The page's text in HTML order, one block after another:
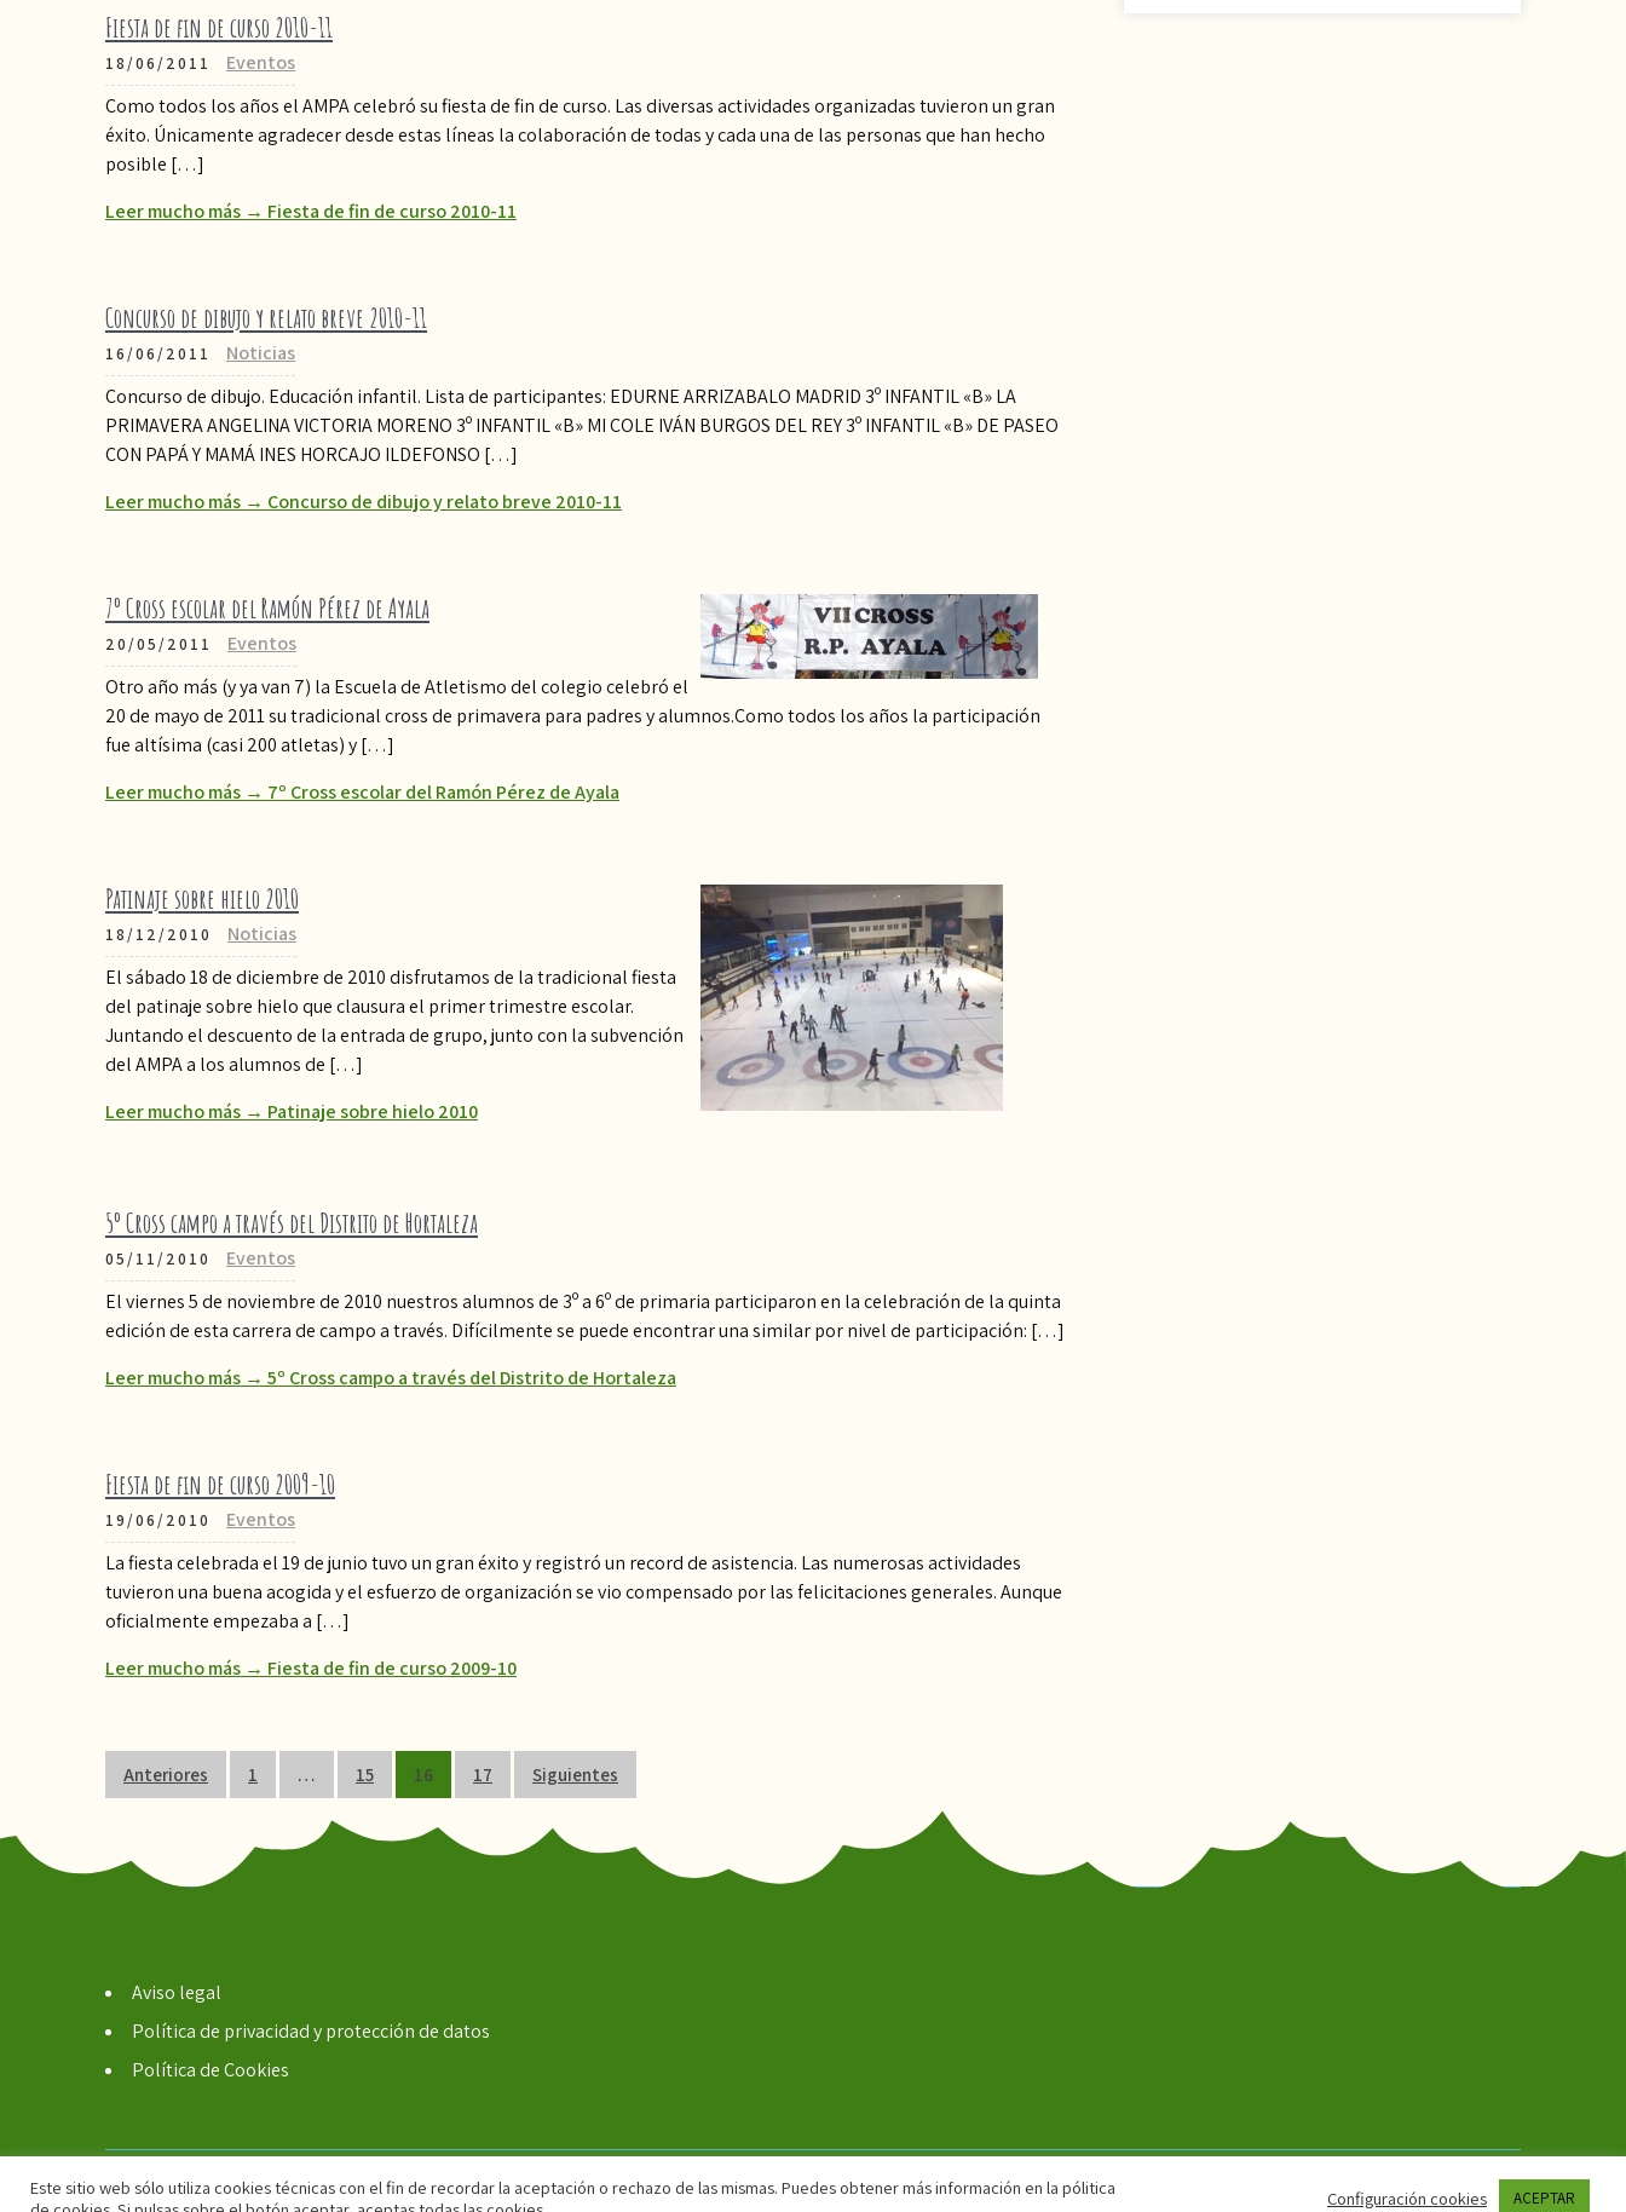
Fiesta de fin de curso 2010-11
18/06/2011
Eventos
Como todos los años el AMPA celebró su fiesta de fin de curso. Las diversas actividades organizadas tuvieron un gran
éxito. Únicamente agradecer desde estas líneas la colaboración de todas y cada una de las personas que han hecho
posible […]
Leer mucho más → Fiesta de fin de curso 2010-11
Concurso de dibujo y relato breve 2010-11
16/06/2011
Noticias
Concurso de dibujo. Educación infantil. Lista de participantes: EDURNE ARRIZABALO MADRID 3º INFANTIL «B» LA
PRIMAVERA ANGELINA VICTORIA MORENO 3º INFANTIL «B» MI COLE IVÁN BURGOS DEL REY 3º INFANTIL «B» DE PASEO
CON PAPÁ Y MAMÁ INES HORCAJO ILDEFONSO […]
Leer mucho más → Concurso de dibujo y relato breve 2010-11
7º Cross escolar del Ramón Pérez de Ayala
20/05/2011
Eventos
Otro año más (y ya van 7) la Escuela de Atletismo del colegio celebró el
20 de mayo de 2011 su tradicional cross de primavera para padres y alumnos.Como todos los años la participación
fue altísima (casi 200 atletas) y […]
Leer mucho más → 7º Cross escolar del Ramón Pérez de Ayala
Patinaje sobre hielo 2010
18/12/2010
Noticias
El sábado 18 de diciembre de 2010 disfrutamos de la tradicional fiesta
del patinaje sobre hielo que clausura el primer trimestre escolar.
Juntando el descuento de la entrada de grupo, junto con la subvención
del AMPA a los alumnos de […]
Leer mucho más → Patinaje sobre hielo 2010
5º Cross campo a través del Distrito de Hortaleza
05/11/2010
Eventos
El viernes 5 de noviembre de 2010 nuestros alumnos de 3º a 6º de primaria participaron en la celebración de la quinta
edición de esta carrera de campo a través. Difícilmente se puede encontrar una similar por nivel de participación: […]
Leer mucho más → 5º Cross campo a través del Distrito de Hortaleza
Fiesta de fin de curso 2009-10
19/06/2010
Eventos
La fiesta celebrada el 19 de junio tuvo un gran éxito y registró un record de asistencia. Las numerosas actividades
tuvieron una buena acogida y el esfuerzo de organización se vio compensado por las felicitaciones generales. Aunque
oficialmente empezaba a […]
Leer mucho más → Fiesta de fin de curso 2009-10
Paginación
entradas
Anteriores 1 … 15 16 17 Siguientes
Aviso legal
Política de privacidad y protección de datos
Política de Cookies
AMPA CEIPSO Ramón Pérez de Ayala - C/ Motilla del Palancar 19. 28043. Madrid. amparpa@outlook.es
Este sitio web sólo utiliza cookies técnicas con el fin de recordar la aceptación o rechazo de las mismas. Puedes obtener más información en la pólitica
Configuración cookies ACEPTAR